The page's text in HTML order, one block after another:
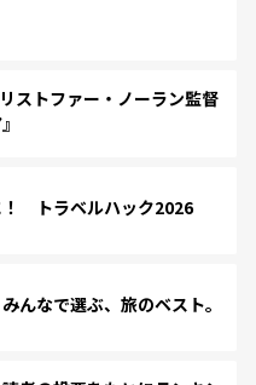
ストファー・ノーラン監督
！ トラベルハック2026
なで選ぶ、旅のベスト。